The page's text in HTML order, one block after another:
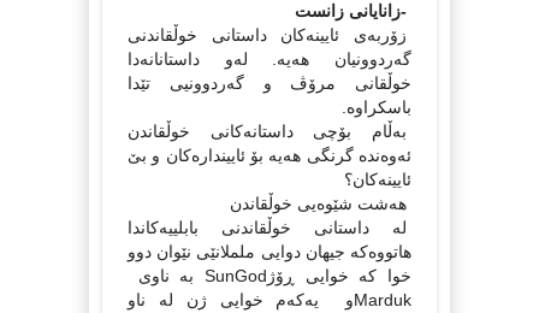
-زانایانی زانست
زۆربه‌ی ئایینه‌کان داستانی خوڵقاندنی
گه‌ردوونیان هه‌یه‌. له‌و داستانانه‌دا
خوڵقانی مرۆڤ و گه‌ردوونیی تێدا
باسکراوه‌.
به‌ڵام بۆچی داستانه‌کانی خوڵقاندن
ئه‌وه‌نده‌ گرنگی هه‌یه‌ بۆ ئایینداره‌کان و بێ
ئایینه‌کان؟
هه‌شت شێوه‌یی خوڵقاندن
له‌ داستانی خوڵقاندنی بابلییه‌کاندا
هاتووه‌که‌ جیهان دوایی ململانێی نێوان دوو
خوا که‌ خوایی ڕۆژSunGod به‌ ناوی
Mardukو یه‌که‌م خوایی ژن له‌ ناو